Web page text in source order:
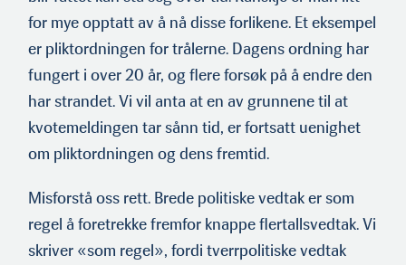
for mye opptatt av å nå disse forlikene. Et eksempel
er pliktordningen for trålerne. Dagens ordning har
fungert i over 20 år, og flere forsøk på å endre den
har strandet. Vi vil anta at en av grunnene til at
kvotemeldingen tar sånn tid, er fortsatt uenighet
om pliktordningen og dens fremtid.
Misforstå oss rett. Brede politiske vedtak er som
regel å foretrekke fremfor knappe flertallsvedtak. Vi
skriver «som regel», fordi tverrpolitiske vedtak